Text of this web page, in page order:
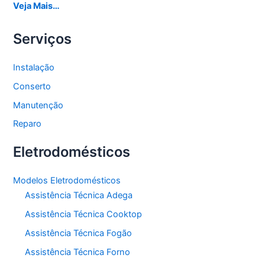
Veja Mais…
Serviços
Instalação
Conserto
Manutenção
Reparo
Eletrodomésticos
Modelos Eletrodomésticos
Assistência Técnica Adega
Assistência Técnica Cooktop
Assistência Técnica Fogão
Assistência Técnica Forno